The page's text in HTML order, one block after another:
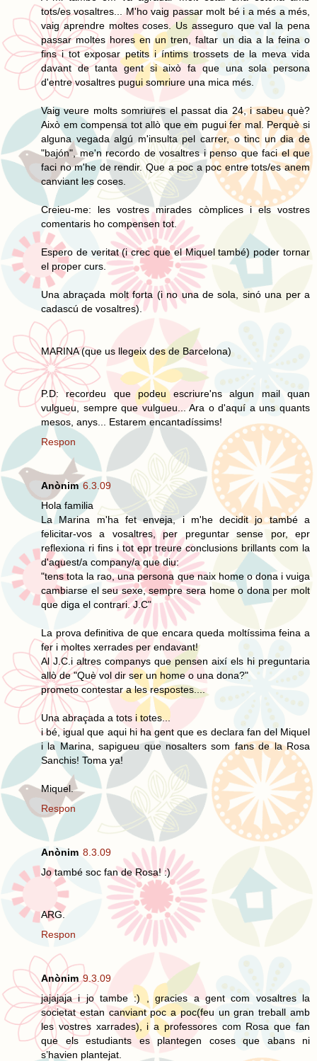
tots/es vosaltres... M'ho vaig passar molt bé i a més a més,
vaig aprendre moltes coses. Us asseguro que val la pena
passar moltes hores en un tren, faltar un dia a la feina o
fins i tot exposar petits i íntims trossets de la meva vida
davant de tanta gent si això fa que una sola persona
d'entre vosaltres pugui somriure una mica més.
Vaig veure molts somriures el passat dia 24, i sabeu què?
Això em compensa tot allò que em pugui fer mal. Perquè si
alguna vegada algú m'insulta pel carrer, o tinc un dia de
"bajón", me'n recordo de vosaltres i penso que faci el que
faci no m'he de rendir. Que a poc a poc entre tots/es anem
canviant les coses.
Creieu-me: les vostres mirades còmplices i els vostres
comentaris ho compensen tot.
Espero de veritat (i crec que el Miquel també) poder tornar
el proper curs.
Una abraçada molt forta (i no una de sola, sinó una per a
cadascú de vosaltres).
MARINA (que us llegeix des de Barcelona)
P.D: recordeu que podeu escriure'ns algun mail quan
vulgueu, sempre que vulgueu... Ara o d'aquí a uns quants
mesos, anys... Estarem encantadíssims!
Respon
Anònim 6.3.09
Hola familia
La Marina m'ha fet enveja, i m'he decidit jo també a
felicitar-vos a vosaltres, per preguntar sense por, epr
reflexiona ri fins i tot epr treure conclusions brillants com la
d'aquest/a company/a que diu:
"tens tota la rao, una persona que naix home o dona i vuiga
cambiarse el seu sexe, sempre sera home o dona per molt
que diga el contrari. J.C"
La prova definitiva de que encara queda moltíssima feina a
fer i moltes xerrades per endavant!
Al J.C.i altres companys que pensen així els hi preguntaria
allò de "Què vol dir ser un home o una dona?"
prometo contestar a les respostes....
Una abraçada a tots i totes...
i bé, igual que aqui hi ha gent que es declara fan del Miquel
i la Marina, sapigueu que nosalters som fans de la Rosa
Sanchis! Toma ya!
Miquel.
Respon
Anònim 8.3.09
Jo també soc fan de Rosa! :)
ARG.
Respon
Anònim 9.3.09
jajajaja i jo tambe :) , gracies a gent com vosaltres la
societat estan canviant poc a poc(feu un gran treball amb
les vostres xarrades), i a professores com Rosa que fan
que els estudiants es plantegen coses que abans ni
s’havien plantejat.